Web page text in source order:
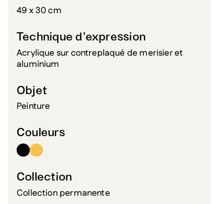
49 x 30 cm
Technique d’expression
Acrylique sur contreplaqué de merisier et
aluminium
Objet
Peinture
Couleurs
Collection
Collection permanente